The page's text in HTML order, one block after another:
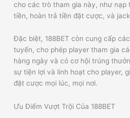
cho các trò tham gia này, như nạp
tiền, hoàn trả tiền đặt cược, và
Đặc biệt, 188BET còn cung cấp
tuyến, cho phép player tham gia
hàng ngày và có cơ hội trúng
sự tiện lợi và linh hoạt cho player,
đặt cược mọi lúc, mọi nơi.
Ưu Điểm Vượt Trội Của 188BET